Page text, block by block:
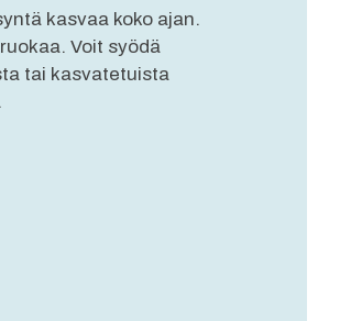
kasvaa koko ajan.
Voit syödä
tai kasvatetuista
.